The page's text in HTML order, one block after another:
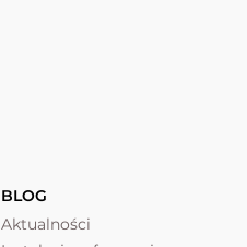
BLOG
Aktualności